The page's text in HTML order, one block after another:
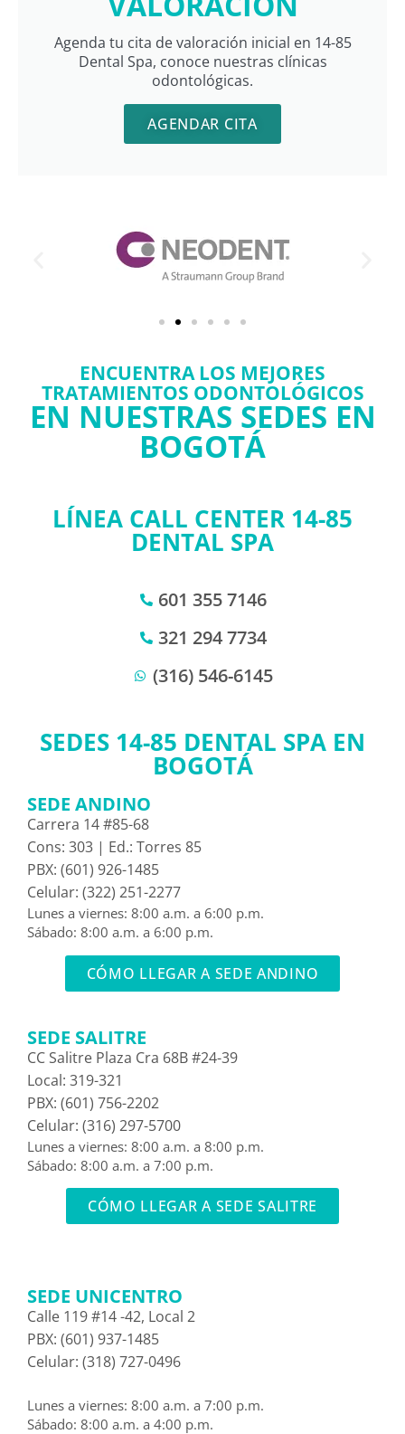
Agenda tu cita de valoración inicial en 14-85
Dental Spa, conoce nuestras clínicas
odontológicas.
AGENDAR CITA
ENCUENTRA LOS MEJORES
TRATAMIENTOS ODONTOLÓGICOS
EN NUESTRAS SEDES EN
BOGOTÁ
LÍNEA CALL CENTER 14-85
DENTAL SPA
601 355 7146
321 294 7734
(316) 546-6145
SEDES 14-85 DENTAL SPA EN
BOGOTÁ
SEDE ANDINO
Carrera 14 #85-68
Cons: 303 | Ed.: Torres 85
PBX: (601) 926-1485
Celular: (322) 251-2277
Lunes a viernes: 8:00 a.m. a 6:00 p.m.
Sábado: 8:00 a.m. a 6:00 p.m.
CÓMO LLEGAR A SEDE ANDINO
SEDE SALITRE
CC Salitre Plaza Cra 68B #24-39
Local: 319-321
PBX: (601) 756-2202
Celular: (316) 297-5700
Lunes a viernes: 8:00 a.m. a 8:00 p.m.
Sábado: 8:00 a.m. a 7:00 p.m.
CÓMO LLEGAR A SEDE SALITRE
SEDE UNICENTRO
Calle 119 #14 -42, Local 2
PBX: (601) 937-1485
Celular: (318) 727-0496
Lunes a viernes: 8:00 a.m. a 7:00 p.m.
Sábado: 8:00 a.m. a 4:00 p.m.